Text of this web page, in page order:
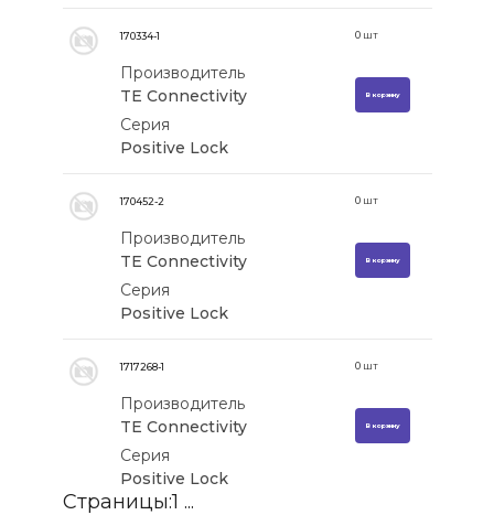
170334-1
Производитель
TE Connectivity
Серия
Positive Lock
0шт
В корзину
170452-2
Производитель
TE Connectivity
Серия
Positive Lock
0шт
В корзину
1717268-1
Производитель
TE Connectivity
Серия
Positive Lock
0шт
В корзину
Страницы:1 ...